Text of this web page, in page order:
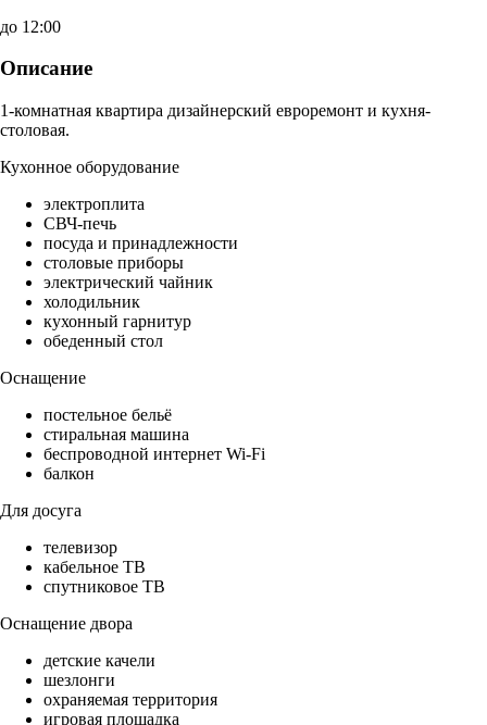
до 12:00
Описание
1-комнатная квартира дизайнерский евроремонт и кухня-
столовая.
Кухонное оборудование
электроплита
СВЧ-печь
посуда и принадлежности
столовые приборы
электрический чайник
холодильник
кухонный гарнитур
обеденный стол
Оснащение
постельное бельё
стиральная машина
беспроводной интернет Wi-Fi
балкон
Для досуга
телевизор
кабельное ТВ
спутниковое ТВ
Оснащение двора
детские качели
шезлонги
охраняемая территория
игровая площадка